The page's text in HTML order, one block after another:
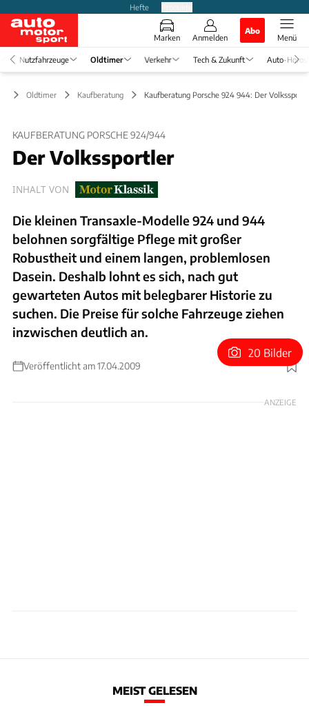
Hefte
Marken Anmelden
Abo
Menü
Nutzfahrzeuge Oldtimer Verkehr Tech & Zukunft Auto-
Oldtimer Kaufberatung Kaufberatung Porsche 924 944: Der
KAUFBERATUNG PORSCHE 924/944
Der Volkssportler
INHALT VON
Die kleinen Transaxle-Modelle 924 und 944
belohnen sorgfältige Pflege mit großer
Robustheit und einem langen, problemlosen
Dasein. Deshalb lohnt es sich, nach gut
gewarteten Autos mit belegbarer Historie zu
suchen. Die Preise für solche Fahrzeuge ziehen
inzwischen deutlich an.
Veröffentlicht am 17.04.2009
Foto: Mutschler, Hardy
20 Bilder
ANZEIGE
MEIST GELESEN